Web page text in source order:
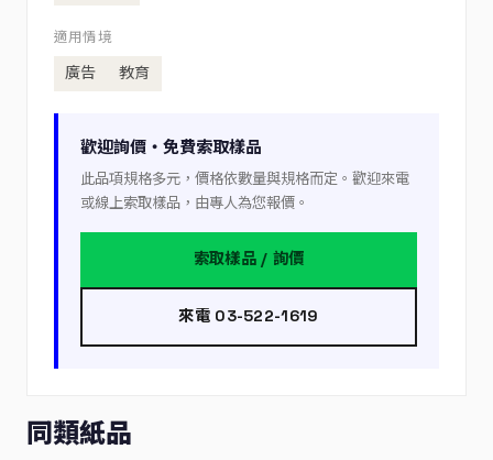
適用情境
廣告 教育
歡迎詢價・免費索取樣品
此品項規格多元，價格依數量與規格而定。歡迎來電
或線上索取樣品，由專人為您報價。
索取樣品 / 詢價
來電 03-522-1619
同類紙品